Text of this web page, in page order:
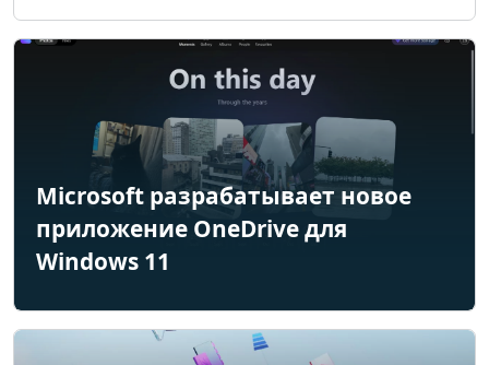
Microsoft разрабатывает новое
приложение OneDrive для
Windows 11